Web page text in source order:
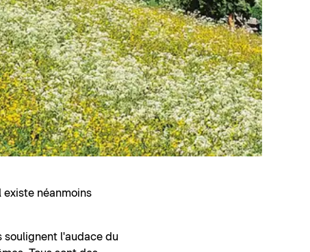
existe néanmoins
soulignent l'audace du